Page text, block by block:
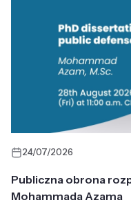
24/07/2026
Publiczna obrona
Mohammada Azama